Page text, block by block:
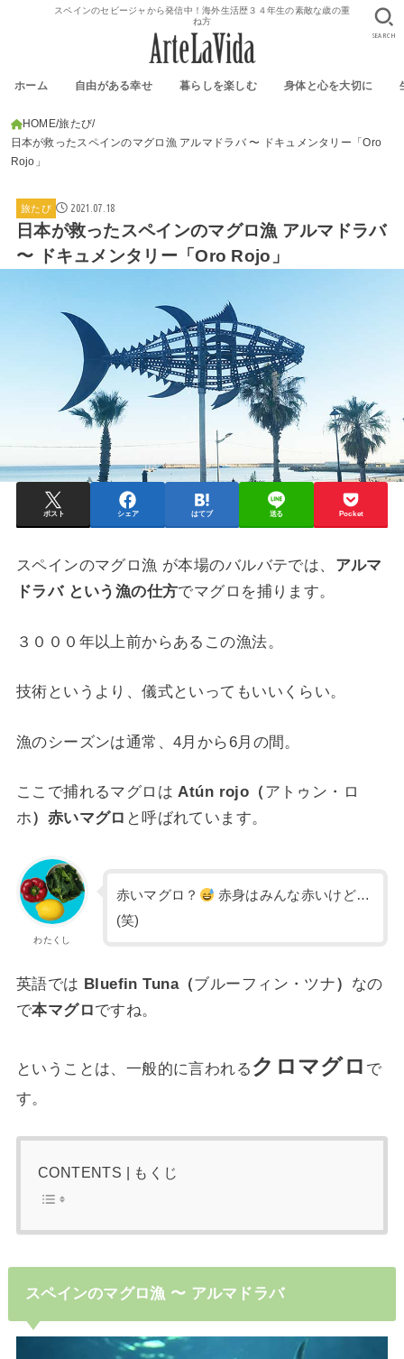
スペインのセビージャから発信中！海外生活歴３４年生の素敵な歳の重
ね方
ホーム 自由がある幸せ 暮らしを楽しむ 身体と心を大切に
SEARCH
HOME 旅たび
日本が救ったスペインのマグロ漁 アルマドラバ 〜 ドキュメンタリー「Oro
Rojo」
旅たび 2021.07.18
日本が救ったスペインのマグロ漁 アルマドラバ
〜 ドキュメンタリー「Oro Rojo」
ポスト シェア はてブ 送る Pocket
スペインのマグロ漁 が本場のバルバテでは、 アルマ
ドラバ という漁の仕方でマグロを捕ります。
３０００年以上前からあるこの漁法。
技術というより、儀式といってもいいくらい。
漁のシーズンは通常、4月から6月の間。
ここで捕れるマグロはAtún rojo（ アトゥン・ロ
ホ）赤いマグロ と呼ばれています。
わたくし
赤いマグロ？
赤身はみんな赤いけど…
(笑)
英語では Bluefin Tuna（ブルーフィン・ツナ） なの
で本マグロですね。
ということは、一般的に言われる クロマグロ で
す。
CONTENTS | もくじ
スペインのマグロ漁 〜 アルマドラバ